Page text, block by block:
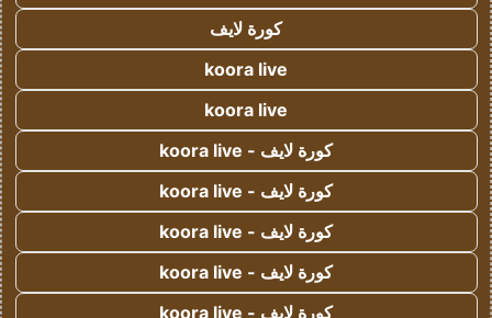
كورة لايف
koora live
koora live
كورة لايف - koora live
كورة لايف - koora live
كورة لايف - koora live
كورة لايف - koora live
كورة لايف - koora live